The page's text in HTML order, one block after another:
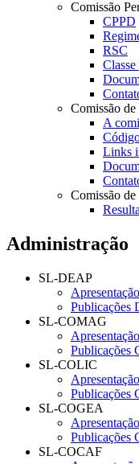
Comissão
CPPD
RSC
Comissão de
A
Links
Comissão
Administração
SL-DEAP
Apresentação
Publicações
SL-COMAG
Apresentação
Publicações
SL-COLIC
Apresentação
Publicações
SL-COGEA
Apresentação
Publicações
SL-COCAF